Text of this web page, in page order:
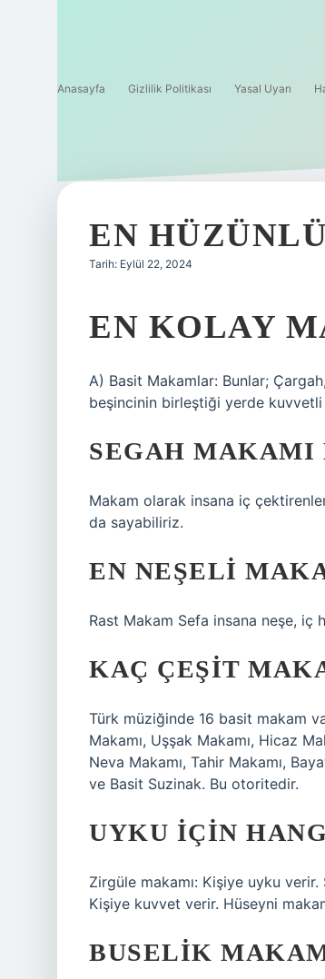
Anasayfa Gizlilik Politikası Yasal Uyarı
EN
Tarih: Eylül 22, 2024
EN KOLAY
A) Basit Makamlar: Bunlar;
beşincinin birleştiği yerde kuvvetli
SEGAH MAKAMI
Makam olarak insana iç
da sayabiliriz.
EN NEŞELI
Rast Makam Sefa insana neşe, iç
KAÇ ÇEŞIT
Türk müziğinde 16 basit makam
Makamı, Uşşak Makamı, Hicaz
Neva Makamı, Tahir Makamı,
ve Basit Suzinak. Bu otoritedir.
UYKU IÇIN
Zirgüle makamı: Kişiye uyku
Kişiye kuvvet verir. Hüseyni
BUSELIK